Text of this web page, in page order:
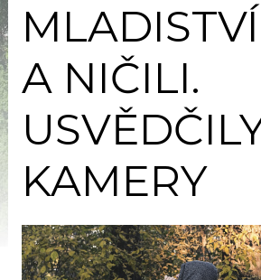
A NIČILI.
KAMERY